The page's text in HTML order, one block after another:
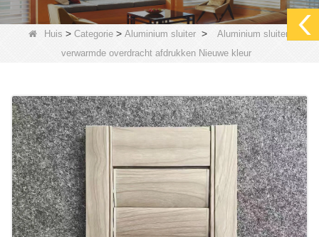
Huis > Categorie> Aluminium sluiter>
Aluminium sluiter-
verwarmde overdracht afdrukken Nieuwe kleur